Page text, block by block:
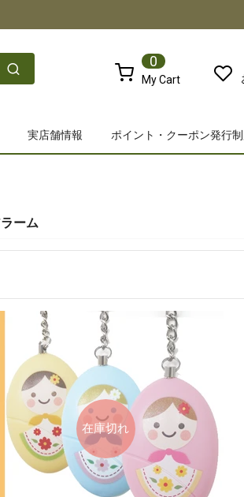
My Cart
0
実店舗情報 ポイント・クーポン発行
ーム
在庫切れ